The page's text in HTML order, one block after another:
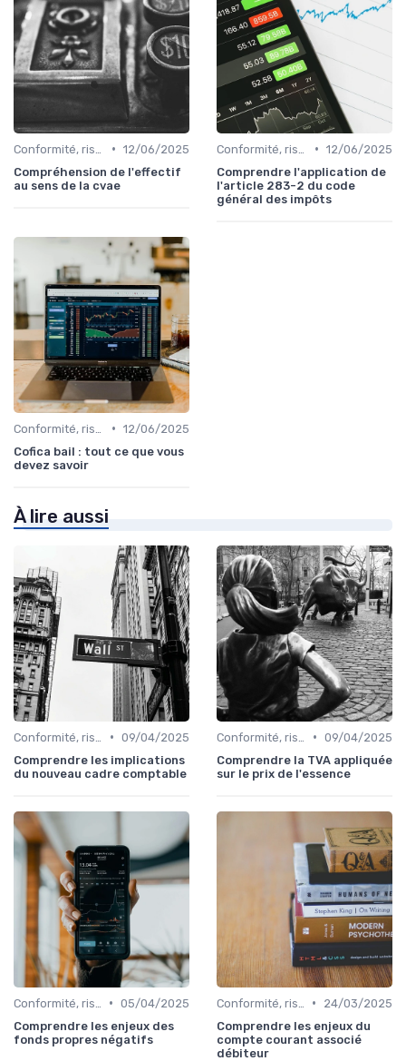
• 12/06/2025
Compréhension de l'effectif
au sens de la cvae
• 12/06/2025
Comprendre l'application de
l'article 283-2 du code
général des impôts
• 12/06/2025
Cofica bail : tout ce que vous
devez savoir
À lire aussi
• 09/04/2025
Comprendre les implications
du nouveau cadre comptable
• 09/04/2025
Comprendre la TVA appliquée
sur le prix de l'essence
• 05/04/2025
Comprendre les enjeux des
fonds propres négatifs
•
24/03/2025
Comprendre les enjeux du
compte courant associé
débiteur